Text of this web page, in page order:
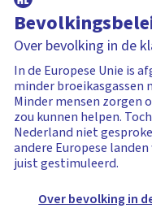
Over bevolking in de
In de Europese Unie is
minder
Minder mensen zorgen
zou kunnen helpen.
Nederland niet
andere Europese
juist gestimuleerd.
Over bevolking in